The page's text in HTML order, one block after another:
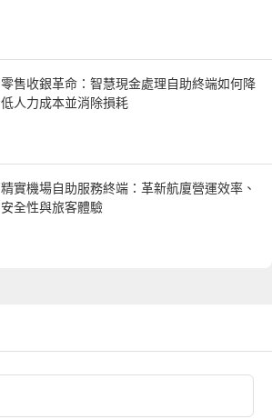
零售收銀革命：智慧現金處理自助終端如何降
低人力成本並消除損耗
精實機場自助服務終端：革新航廈營運效率、
安全性與旅客體驗